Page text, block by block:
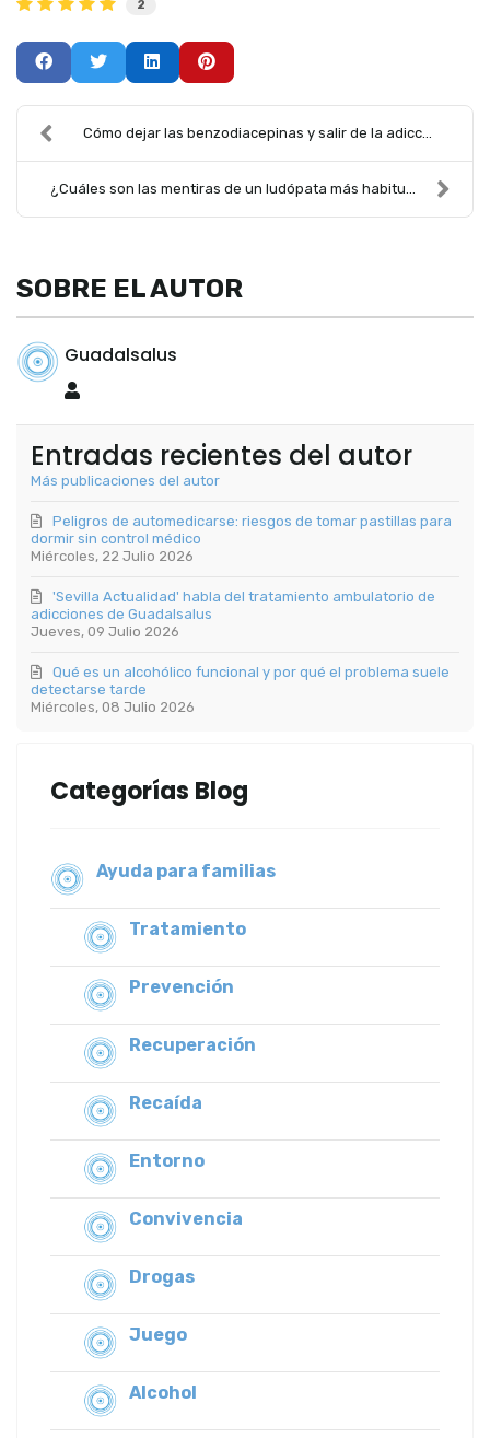
2
Cómo dejar las benzodiacepinas y salir de la adicc...
¿Cuáles son las mentiras de un ludópata más habitu...
SOBRE EL AUTOR
Guadalsalus
Guadalsalus
Entradas recientes del autor
Más publicaciones del autor
Miércoles, 22 Julio 2026
Peligros de automedicarse: riesgos de tomar pastillas para
dormir sin control médico
Jueves, 09 Julio 2026
'Sevilla Actualidad' habla del tratamiento ambulatorio de
adicciones de Guadalsalus
Miércoles, 08 Julio 2026
Qué es un alcohólico funcional y por qué el problema suele
detectarse tarde
Categorías Blog
Ayuda para familias
Tratamiento
Prevención
Recuperación
Recaída
Entorno
Convivencia
Drogas
Juego
Alcohol